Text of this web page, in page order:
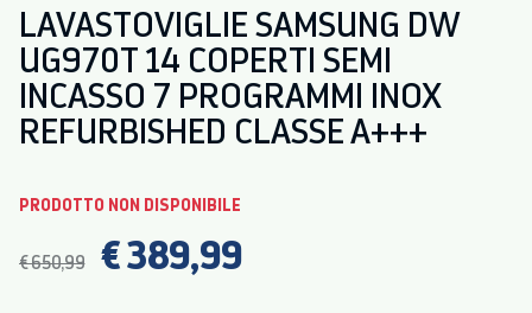
LAVASTOVIGLIE SAMSUNG DW
UG970T 14 COPERTI SEMI
INCASSO 7 PROGRAMMI INOX
REFURBISHED CLASSE A+++
PRODOTTO NON DISPONIBILE
€ 650,99 € 389,99